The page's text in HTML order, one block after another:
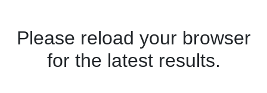
Please reload your browser
for the latest results.